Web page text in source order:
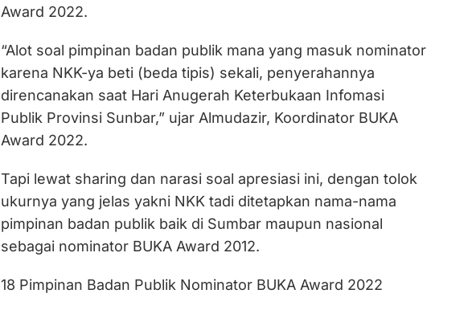
Award 2022.
“Alot soal pimpinan badan publik mana yang masuk nominator
karena NKK-ya beti (beda tipis) sekali, penyerahannya
direncanakan saat Hari Anugerah Keterbukaan Infomasi
Publik Provinsi Sunbar,” ujar Almudazir, Koordinator BUKA
Award 2022.
Tapi lewat sharing dan narasi soal apresiasi ini, dengan tolok
ukurnya yang jelas yakni NKK tadi ditetapkan nama-nama
pimpinan badan publik baik di Sumbar maupun nasional
sebagai nominator BUKA Award 2012.
18 Pimpinan Badan Publik Nominator BUKA Award 2022